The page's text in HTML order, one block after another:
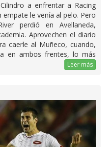
a enfrentar a Racing
le venía al pelo. Pero
perdió en Avellaneda,
Aprovechen el diario
caerle al Muñeco, cuando,
en ambos frentes, lo más
Leer más